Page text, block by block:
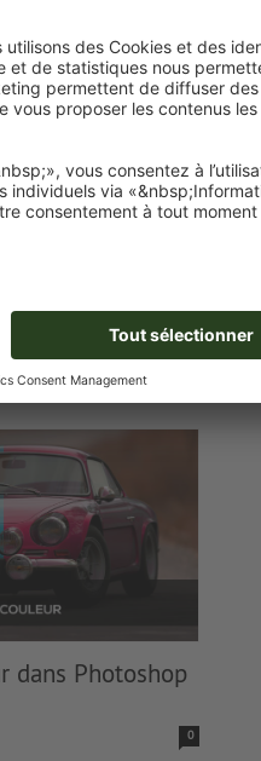
Photoshop –
dans Photoshop
0